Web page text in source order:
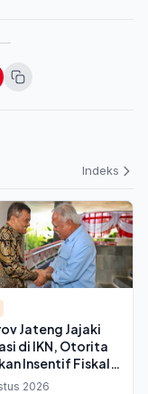
Indeks
Jateng Jajaki
di IKN, Otorita
Insentif Fiskal
Mitra
2026